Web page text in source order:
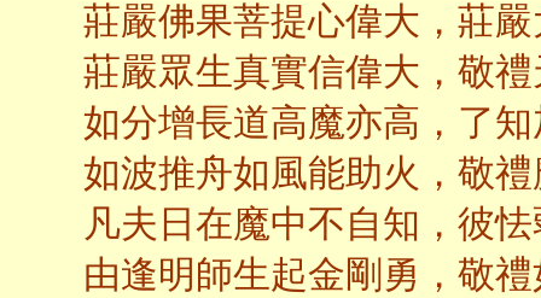
莊嚴佛果菩提心偉大，莊
莊嚴眾生真實信偉大，敬
如分增長道高魔亦高，了
如波推舟如風能助火，敬
凡夫日在魔中不自知，彼
由逢明師生起金剛勇，敬